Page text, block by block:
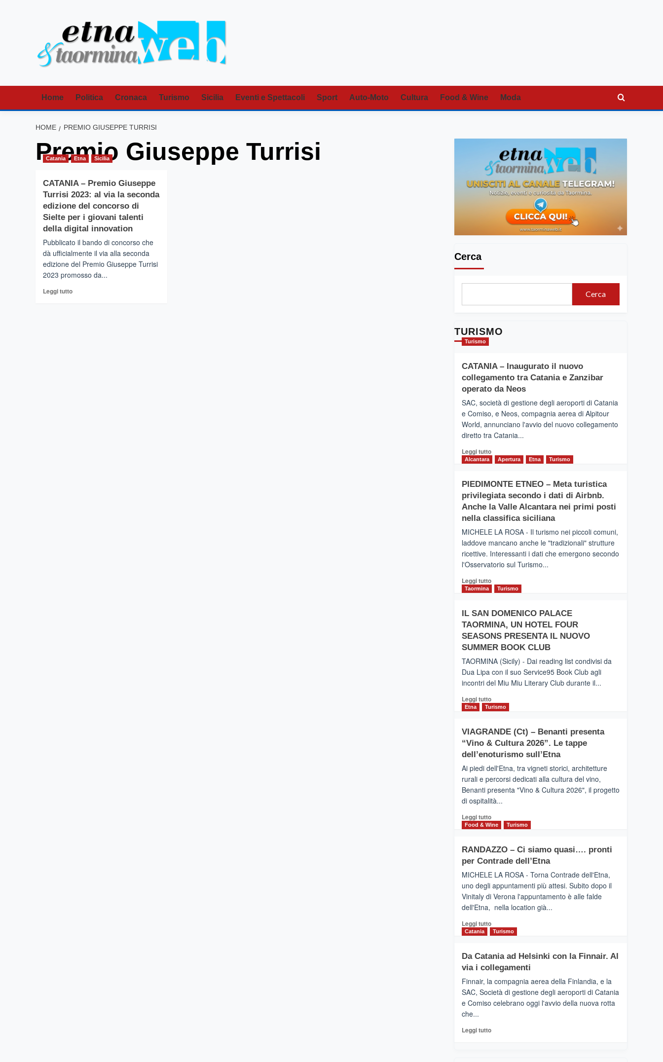
Home Politica Cronaca Turismo Sicilia Eventi e Spettacoli Sport Auto-Moto Cultura Food & Wine Moda
HOME PREMIO GIUSEPPE TURRISI
Premio Giuseppe Turrisi
Catania Etna Sicilia
CATANIA – Premio Giuseppe
Turrisi 2023: al via la seconda
edizione del concorso di
Sielte per i giovani talenti
della digital innovation
Pubblicato il bando di concorso che
dà ufficialmente il via alla seconda
edizione del Premio Giuseppe Turrisi
2023 promosso da...
Leggi tuttoLeggi
Cerca
Cerca
TURISMO
Turismo
CATANIA – Inaugurato il nuovo
collegamento tra Catania e Zanzibar
operato da Neos
SAC, società di gestione degli aeroporti di Catania
e Comiso, e Neos, compagnia aerea di Alpitour
World, annunciano l'avvio del nuovo collegamento
diretto tra Catania...
Leggi tuttoLeggi
CATANIA
–
Inaugurato
il
collegamento
tra
Catania
e
operato
da
Alcantara Apertura Etna Turismo
PIEDIMONTE ETNEO – Meta turistica
privilegiata secondo i dati di Airbnb.
Anche la Valle Alcantara nei primi posti
nella classifica siciliana
MICHELE LA ROSA - Il turismo nei piccoli comuni,
laddove mancano anche le "tradizionali" strutture
ricettive. Interessanti i dati che emergono secondo
l'Osservatorio sul Turismo...
Leggi tuttoLeggi
PIEDIMONTE
ETNEO
–
Meta
privilegiata
secondo
i
di
Airbnb.
la
Valle
Alcantara
nei
primi
classifica
siciliana
Taormina Turismo
IL SAN DOMENICO PALACE
TAORMINA, UN HOTEL FOUR
SEASONS PRESENTA IL NUOVO
SUMMER BOOK CLUB
TAORMINA (Sicily) - Dai reading list condivisi da
Dua Lipa con il suo Service95 Book Club agli
incontri del Miu Miu Literary Club durante il...
Leggi tuttoLeggi
di
IL
SAN
DOMENICO
TAORMINA,
UN
HOTEL
FOUR
PRESENTA
IL
SUMMER
BOOK
CLUB
Etna Turismo
VIAGRANDE (Ct) – Benanti presenta
“Vino & Cultura 2026”. Le tappe
dell’enoturismo sull’Etna
Ai piedi dell'Etna, tra vigneti storici, architetture
rurali e percorsi dedicati alla cultura del vino,
Benanti presenta "Vino & Cultura 2026", il progetto
di ospitalità...
Leggi tuttoLeggi
di
VIAGRANDE
(Ct)
–
presenta
“Vino
&
2026”.
Le
dell’enoturismo
sull’Etna
Food & Wine Turismo
RANDAZZO – Ci siamo quasi…. pronti
per Contrade dell’Etna
MICHELE LA ROSA - Torna Contrade dell'Etna,
uno degli appuntamenti più attesi. Subito dopo il
Vinitaly di Verona l'appuntamento è alle falde
dell'Etna, nella location già...
Leggi tuttoLeggi
di
RANDAZZO
–
siamo
quasi….
pronti
dell’Etna
Catania Turismo
Da Catania ad Helsinki con la Finnair. Al
via i collegamenti
Finnair, la compagnia aerea della Finlandia, e la
SAC, Società di gestione degli aeroporti di Catania
e Comiso celebrano oggi l'avvio della nuova rotta
che...
Leggi tuttoLeggi